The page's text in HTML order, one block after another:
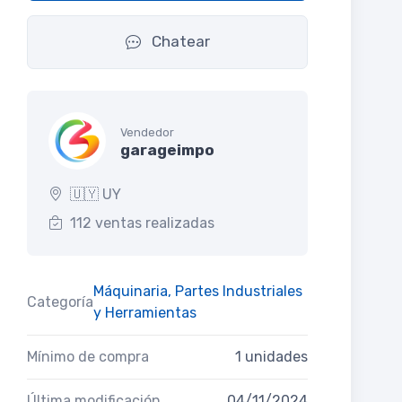
Chatear
Vendedor
garageimpo
🇺🇾 UY
112 ventas realizadas
Categoría
Máquinaria, Partes Industriales
y Herramientas
Mínimo de compra 1 unidades